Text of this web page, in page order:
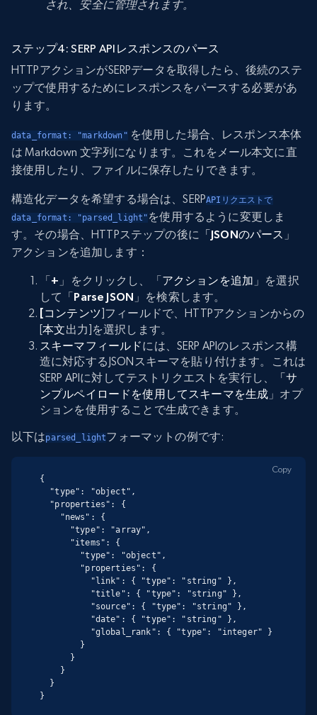
され、安全に管理されます。
ステップ4: SERP APIレスポンスのパース
HTTPアクションがSERPデータを取得したら、後続のステ
ップで使用するためにレスポンスをパースする必要があ
ります。
data_format: "markdown" を使用した場合、レスポンス本体
は Markdown 文字列になります。これをメール本文に直
接使用したり、ファイルに保存したりできます。
構造化データを希望する場合は、SERPAPIリクエストで
data_format: "parsed_light" を使用するように変更しま
す。その場合、HTTPステップの後に
「JSONのパース 」
アクションを追加します：
「+ 」をクリックし、「アクションを追加 」を選択
して「Parse JSON 」を検索します。
[コンテンツ]フィールドで、HTTPアクションからの
[本文出力]を選択します。
スキーマフィールドには、SERP APIのレスポンス構
造に対応するJSONスキーマを貼り付けます。これは
SERP APIに対してテストリクエストを実行し、
「サ
ンプルペイロードを使用してスキーマを生成 」オプ
ションを使用することで生成できます。
以下はparsed_lightフォーマットの例です:
{
}
Copy